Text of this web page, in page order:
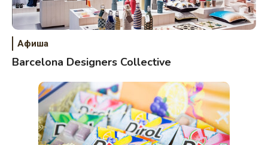
Афиша
Barcelona Designers Collective